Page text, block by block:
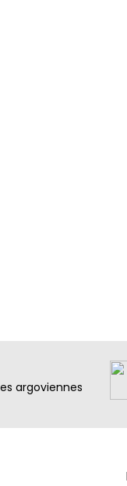
argoviennes